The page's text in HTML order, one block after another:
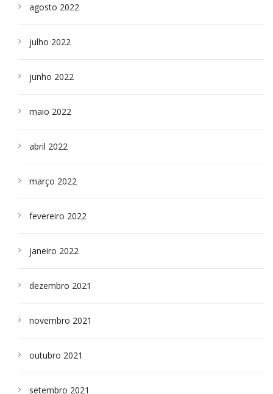
agosto 2022
julho 2022
junho 2022
maio 2022
abril 2022
março 2022
fevereiro 2022
janeiro 2022
dezembro 2021
novembro 2021
outubro 2021
setembro 2021